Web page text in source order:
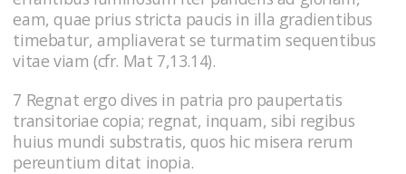
eam, quae prius stricta paucis in illa gradientibus
timebatur, ampliaverat se turmatim sequentibus
vitae viam (cfr. Mat 7,13.14).
7 Regnat ergo dives in patria pro paupertatis
transitoriae copia; regnat, inquam, sibi regibus
huius mundi substratis, quos hic misera rerum
pereuntium ditat inopia.